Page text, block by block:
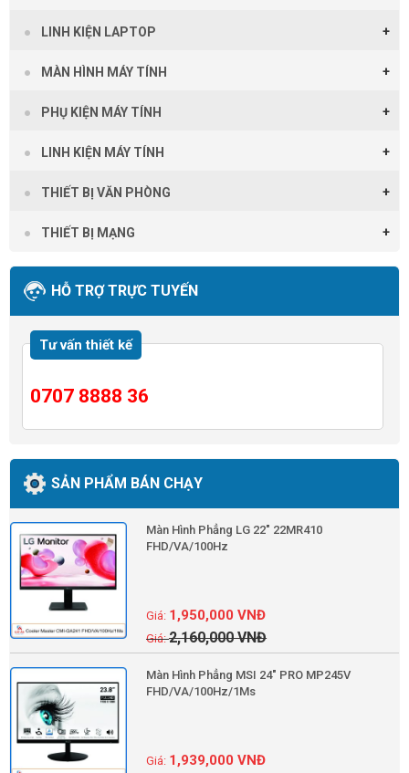
LINH KIỆN LAPTOP
MÀN HÌNH MÁY TÍNH
PHỤ KIỆN MÁY TÍNH
LINH KIỆN MÁY TÍNH
THIẾT BỊ VĂN PHÒNG
THIẾT BỊ MẠNG
HỖ TRỢ TRỰC TUYẾN
Tư vấn thiết kế
0707 8888 36
SẢN PHẨM BÁN CHẠY
Màn Hình Phẳng LG 22" 22MR410
FHD/VA/100Hz
2,160,000VNĐ
1,950,000VNĐ
Màn Hình Phẳng MSI 24" PRO MP245V
FHD/VA/100Hz/1Ms
1,939,000VNĐ